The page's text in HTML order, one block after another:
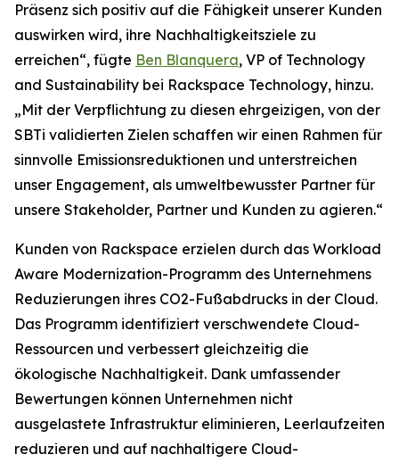
Präsenz sich positiv auf die Fähigkeit unserer Kunden
auswirken wird, ihre Nachhaltigkeitsziele zu
erreichen“, fügte Ben Blanquera, VP of Technology
and Sustainability bei Rackspace Technology, hinzu.
„Mit der Verpflichtung zu diesen ehrgeizigen, von der
SBTi validierten Zielen schaffen wir einen Rahmen für
sinnvolle Emissionsreduktionen und unterstreichen
unser Engagement, als umweltbewusster Partner für
unsere Stakeholder, Partner und Kunden zu agieren.“
Kunden von Rackspace erzielen durch das Workload
Aware Modernization-Programm des Unternehmens
Reduzierungen ihres CO2-Fußabdrucks in der Cloud.
Das Programm identifiziert verschwendete Cloud-
Ressourcen und verbessert gleichzeitig die
ökologische Nachhaltigkeit. Dank umfassender
Bewertungen können Unternehmen nicht
ausgelastete Infrastruktur eliminieren, Leerlaufzeiten
reduzieren und auf nachhaltigere Cloud-